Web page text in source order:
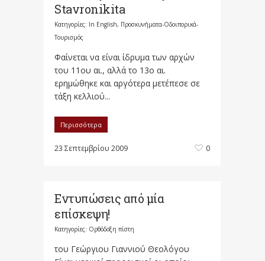
Stavronikita
Κατηγορίες: In English, Προσκυνήματα-Οδοιπορικά-
Τουρισμός
Φαίνεται να είναι ίδρυμα των αρχών
του 11ου αι., αλλά το 13ο αι.
ερημώθηκε και αργότερα μετέπεσε σε
τάξη κελλιού...
Περισσότερα
23 Σεπτεμβρίου 2009 0
Εντυπώσεις από μία
επίσκεψη!
Κατηγορίες: Ορθόδοξη πίστη
του Γεώργιου Γιαννιού Θεολόγου